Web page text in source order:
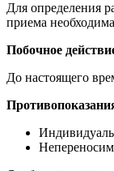
Для определения
приема
Побочное
До настоящего